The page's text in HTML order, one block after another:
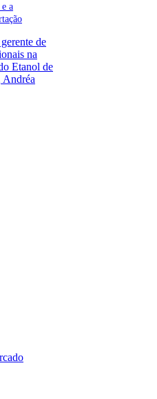
a
de
na
Etanol de